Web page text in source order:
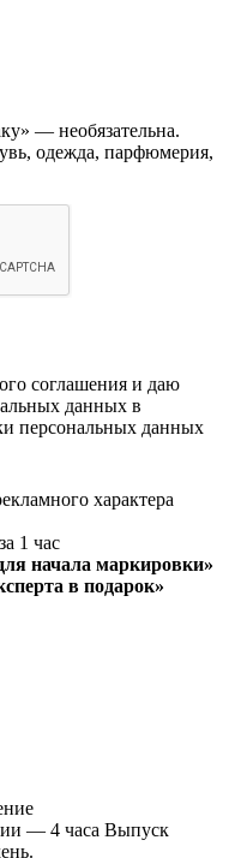
— необязательна.
одежда, парфюмерия,
соглашения и даю
данных в
персональных данных
характера
1 час
начала маркировки»
в подарок»
— 4 часа Выпуск